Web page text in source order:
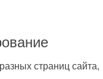
страниц сайта,